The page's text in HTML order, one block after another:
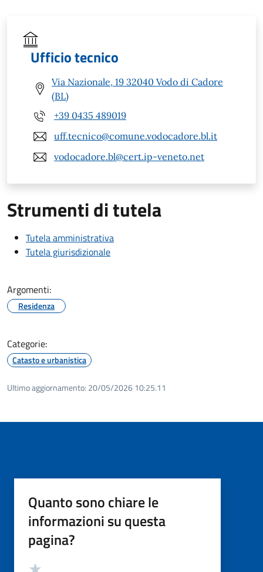
Ufficio tecnico
Via Nazionale, 19 32040 Vodo di Cadore
(BL)
+39 0435 489019
uff.tecnico@comune.vodocadore.bl.it
vodocadore.bl@cert.ip-veneto.net
Strumenti di tutela
Tutela amministrativa
Tutela giurisdizionale
Argomenti:
Residenza
Categorie:
Catasto e urbanistica
Ultimo aggiornamento: 20/05/2026 10:25.11
Quanto sono chiare le
informazioni su questa
pagina?
Valutazione